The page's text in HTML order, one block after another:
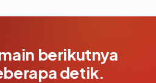
berikutnya
detik.